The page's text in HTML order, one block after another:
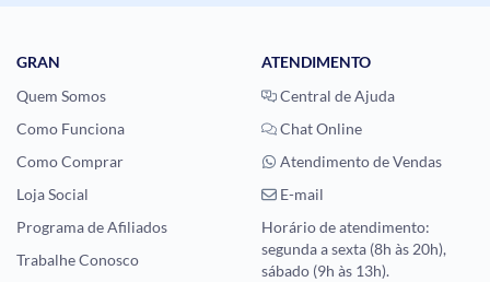
GRAN
Quem Somos
Como Funciona
Como Comprar
Loja Social
Programa de Afiliados
Trabalhe Conosco
ATENDIMENTO
Central de Ajuda
Chat Online
Atendimento de Vendas
E-mail
Horário de atendimento:
segunda a sexta (8h às 20h),
sábado (9h às 13h).